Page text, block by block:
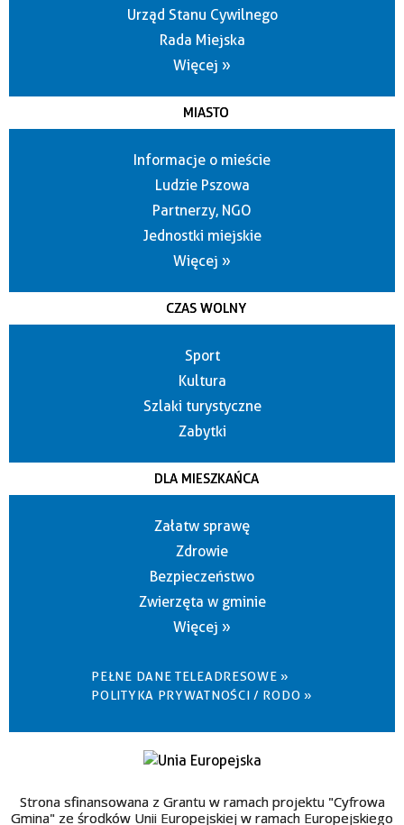
Urząd Stanu Cywilnego
Rada Miejska
Więcej »
MIASTO
Informacje o mieście
Ludzie Pszowa
Partnerzy, NGO
Jednostki miejskie
Więcej »
CZAS WOLNY
Sport
Kultura
Szlaki turystyczne
Zabytki
DLA MIESZKAŃCA
Załatw sprawę
Zdrowie
Bezpieczeństwo
Zwierzęta w gminie
Więcej »
PEŁNE DANE TELEADRESOWE »
POLITYKA PRYWATNOŚCI / RODO »
Strona sfinansowana z Grantu w ramach projektu "Cyfrowa
Gmina" ze środków Unii Europejskiej w ramach Europejskiego